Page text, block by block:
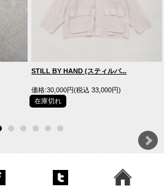
サイズ[2]を着用
均値です。商品には個体差がありますため1
差を含みます。
様）
身幅 着丈
袖丈
62cm 78cm
57cm
64cm 80cm
59cm
66cm 82cm 61cm
STILL BY HAND (スティルバ...
価格:30,000円(税込 33,000円)
在庫切れ